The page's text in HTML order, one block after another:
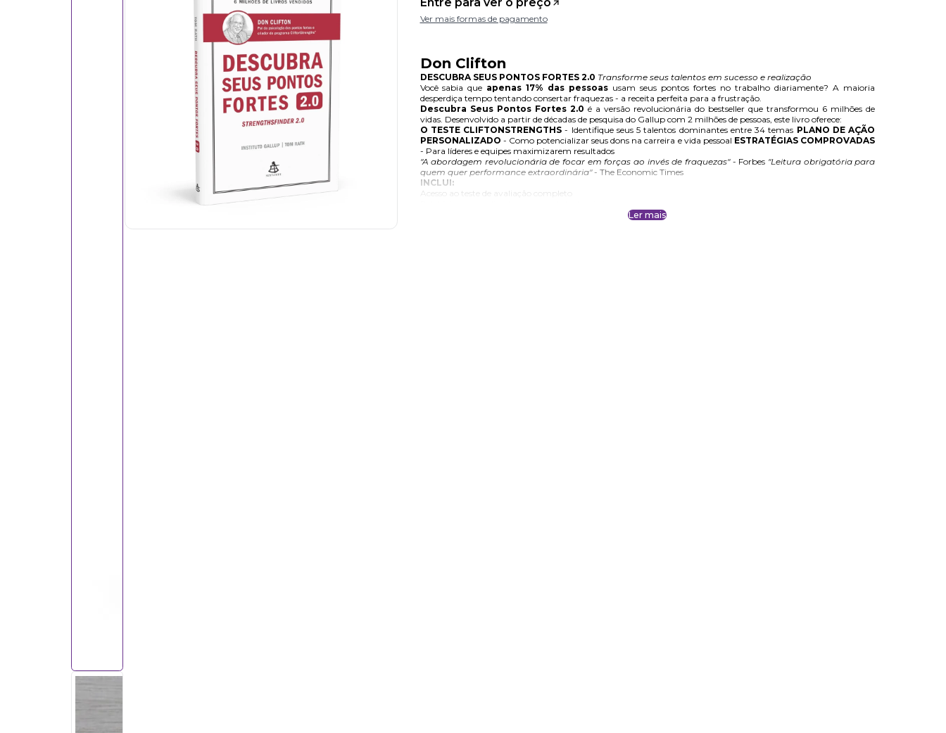
Ver mais formas de pagamento
Don Clifton
DESCUBRA SEUS PONTOS FORTES 2.0 Transforme seus talentos em sucesso e realização
Você sabia que apenas 17% das pessoas usam seus pontos fortes no trabalho diariamente? A maioria
desperdiça tempo tentando consertar fraquezas - a receita perfeita para a frustração.
Descubra Seus Pontos Fortes 2.0 é a versão revolucionária do bestseller que transformou 6 milhões de
vidas. Desenvolvido a partir de décadas de pesquisa do Gallup com 2 milhões de pessoas, este livro oferece:
O TESTE CLIFTONSTRENGTHS - Identifique seus 5 talentos dominantes entre 34 temas PLANO DE AÇÃO
PERSONALIZADO - Como potencializar seus dons na carreira e vida pessoal ESTRATÉGIAS COMPROVADAS
- Para líderes e equipes maximizarem resultados
"A abordagem revolucionária de focar em forças ao invés de fraquezas"- Forbes "Leitura obrigatória para
quem quer performance extraordinária"- The Economic Times
INCLUI:
Acesso ao teste de avaliação completo
Ler mais